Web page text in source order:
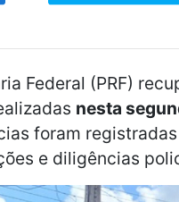
Federal (PRF)
nesta
foram
e diligências